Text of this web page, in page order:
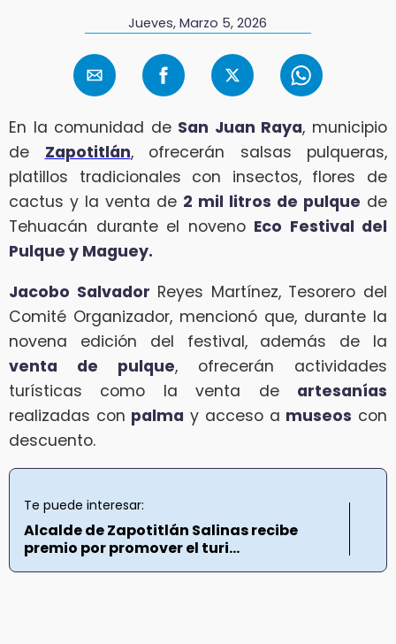
Jueves, Marzo 5, 2026
En la comunidad de San Juan Raya, municipio
de Zapotitlán, ofrecerán salsas pulqueras,
platillos tradicionales con insectos, flores de
cactus y la venta de 2 mil litros de pulque de
Tehuacán durante el noveno Eco Festival del
Pulque y Maguey.
Jacobo Salvador Reyes Martínez, Tesorero del
Comité Organizador, mencionó que, durante la
novena edición del festival, además de la
venta de pulque, ofrecerán actividades
turísticas como la venta de artesanías
realizadas con palma y acceso a museos con
descuento.
Te puede interesar:
Alcalde de Zapotitlán Salinas recibe
premio por promover el turi...